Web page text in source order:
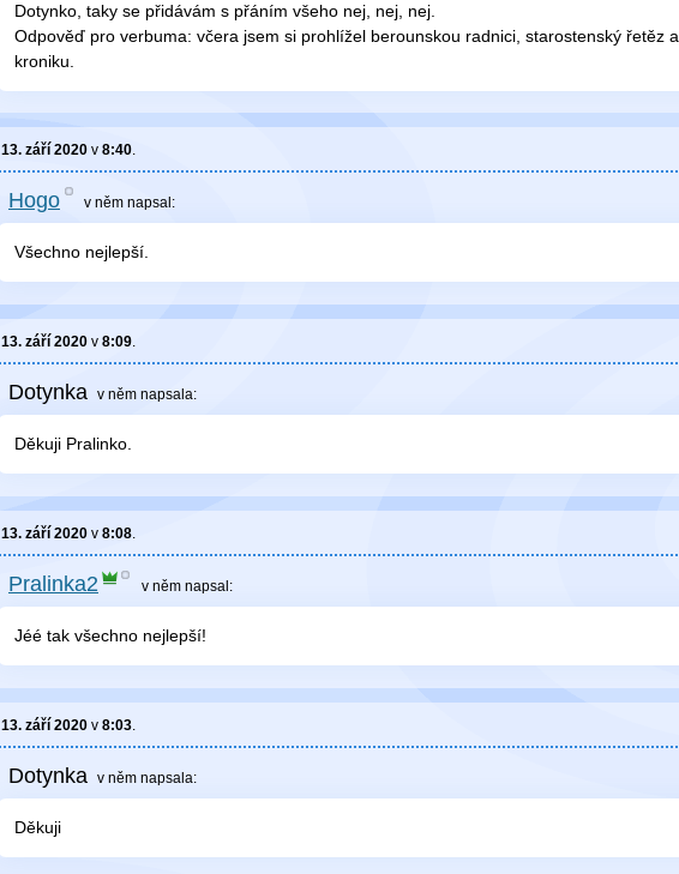
Dotynko, taky se přidávám s přáním všeho nej, nej, nej.
Odpověď pro verbuma: včera jsem si prohlížel berounskou radnici, starostenský řetěz a
kroniku.
13. září 2020 v 8:40.
Hogo v němnapsal:
Všechno nejlepší.
13. září 2020 v 8:09.
Dotynka v něm napsala:
Děkuji Pralinko.
13. září 2020 v 8:08.
Pralinka2 v něm napsal:
Jéé tak všechno nejlepší!
13. září 2020 v 8:03.
Dotynka v něm napsala:
Děkuji